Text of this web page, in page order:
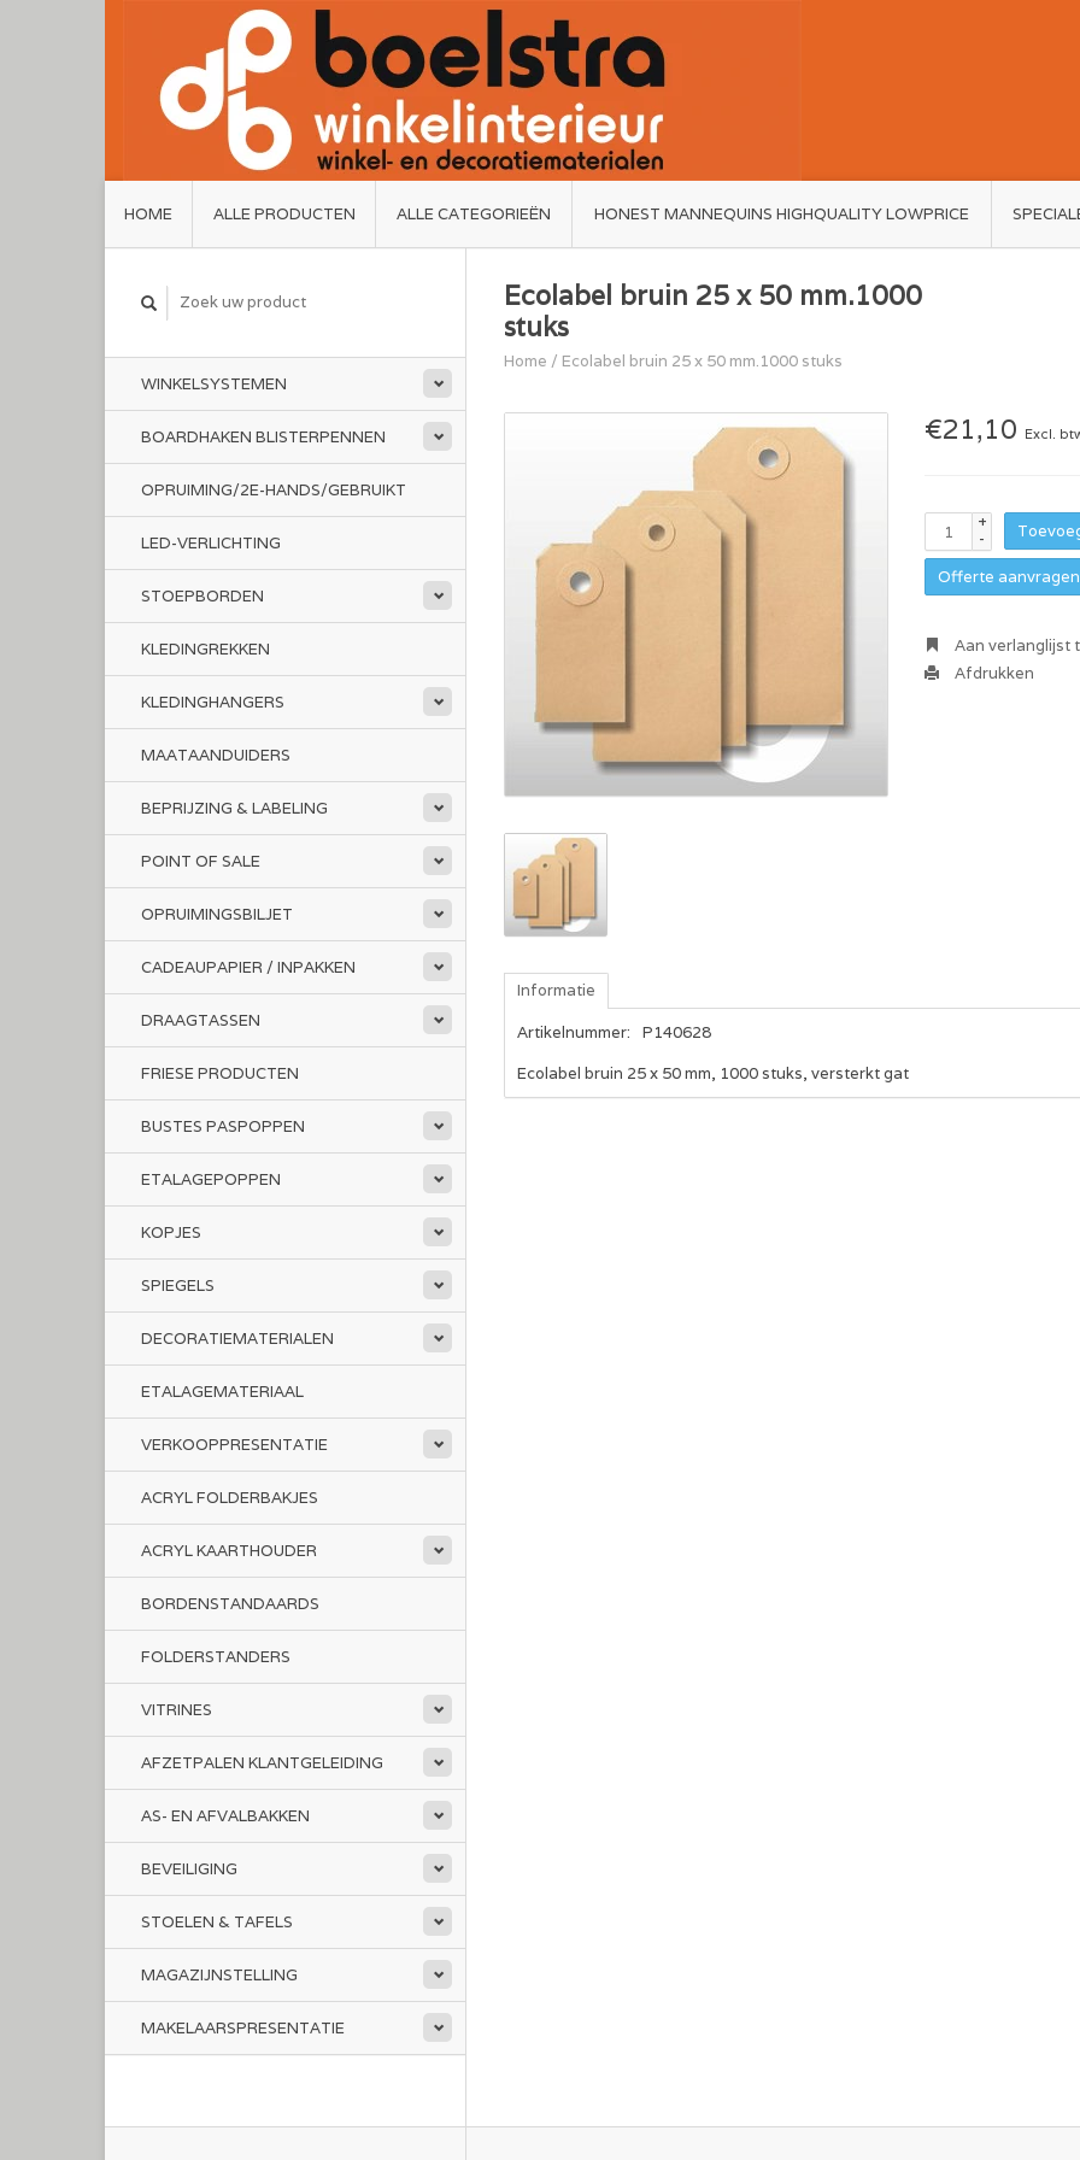
HOME ALLE PRODUCTEN ALLE CATEGORIEËN HONEST MANNEQUINS HIGHQUALITY LOWPRICE
WINKELSYSTEMEN
BOARDHAKEN BLISTERPENNEN
OPRUIMING/2E-HANDS/GEBRUIKT
LED-VERLICHTING
STOEPBORDEN
KLEDINGREKKEN
KLEDINGHANGERS
MAATAANDUIDERS
BEPRIJZING & LABELING
POINT OF SALE
OPRUIMINGSBILJET
CADEAUPAPIER / INPAKKEN
DRAAGTASSEN
FRIESE PRODUCTEN
BUSTES PASPOPPEN
ETALAGEPOPPEN
KOPJES
SPIEGELS
DECORATIEMATERIALEN
ETALAGEMATERIAAL
VERKOOPPRESENTATIE
ACRYL FOLDERBAKJES
ACRYL KAARTHOUDER
BORDENSTANDAARDS
FOLDERSTANDERS
VITRINES
AFZETPALEN KLANTGELEIDING
AS- EN AFVALBAKKEN
BEVEILIGING
STOELEN & TAFELS
MAGAZIJNSTELLING
MAKELAARSPRESENTATIE
Ecolabel bruin 25 x 50 mm.1000
stuks
Home / Ecolabel bruin 25 x 50 mm.1000 stuks
€21,10 Excl.
+
-
Offerte
Aan verlanglijst
Afdrukken
Informatie
Artikelnummer:
P140628
Ecolabel bruin 25 x 50 mm, 1000 stuks, versterkt gat